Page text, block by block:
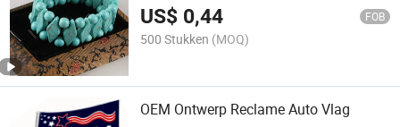
US$ 0,44 FOB
500 Stukken (MOQ)
OEM Ontwerp Reclame Auto Vlag